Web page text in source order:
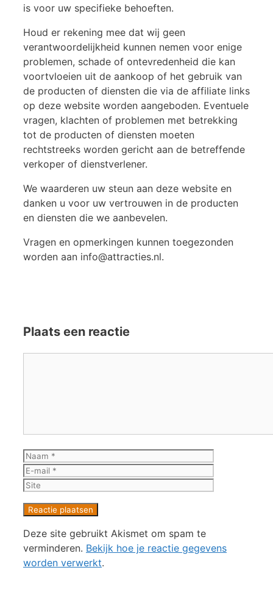
is voor uw specifieke behoeften.
Houd er rekening mee dat wij geen
verantwoordelijkheid kunnen nemen voor enige
problemen, schade of ontevredenheid die kan
voortvloeien uit de aankoop of het gebruik van
de producten of diensten die via de affiliate links
op deze website worden aangeboden. Eventuele
vragen, klachten of problemen met betrekking
tot de producten of diensten moeten
rechtstreeks worden gericht aan de betreffende
verkoper of dienstverlener.
We waarderen uw steun aan deze website en
danken u voor uw vertrouwen in de producten
en diensten die we aanbevelen.
Vragen en opmerkingen kunnen toegezonden
worden aan info@attracties.nl.
Plaats een reactie
Naam
Deze site gebruikt Akismet om spam te
verminderen. Bekijk hoe je reactie gegevens
worden verwerkt.